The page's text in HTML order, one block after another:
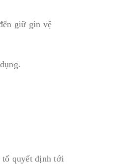
giữ gìn vệ
tố quyết định tới